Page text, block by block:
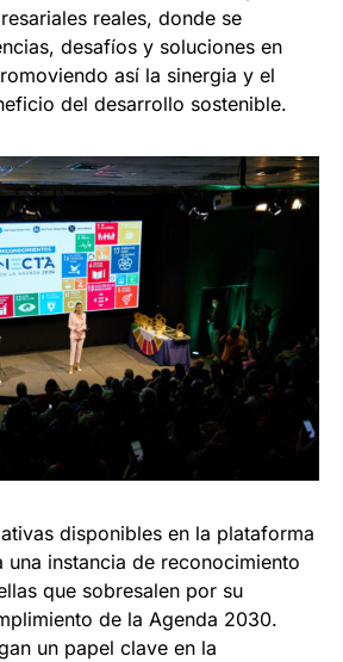
reales, donde se
desafíos y soluciones en
así la sinergia y el
del desarrollo sostenible.
disponibles en la plataforma
una instancia de reconocimiento
que sobresalen por su
de la Agenda 2030.
un papel clave en la